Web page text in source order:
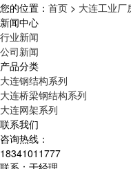
您的位置： 首页 > 大连工业厂
新闻中心
行业新闻
公司新闻
产品分类
大连钢结构系列
大连桥梁钢结构系列
大连网架系列
联系我们
咨询热线：
18341011777